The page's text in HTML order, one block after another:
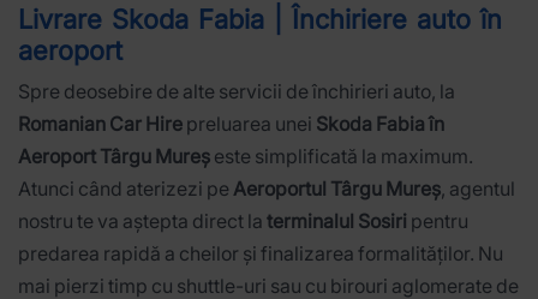
Livrare Skoda Fabia | Închiriere auto în
aeroport
Spre deosebire de alte servicii de închirieri auto, la
Romanian Car Hire preluarea unei Skoda Fabia în
Aeroport Târgu Mureș este simplificată la maximum.
Atunci când aterizezi pe Aeroportul Târgu Mureș, agentul
nostru te va aștepta direct la terminalul Sosiri pentru
predarea rapidă a cheilor și finalizarea formalităților. Nu
mai pierzi timp cu shuttle-uri sau cu birouri aglomerate de